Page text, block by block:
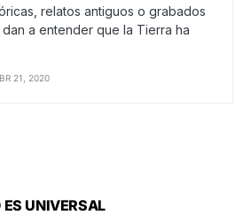
relatos antiguos o grabados
a entender que la Tierra ha
21, 2020
UNIVERSAL